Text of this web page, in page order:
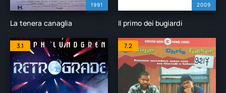
1991
La tenera canaglia
2009
Il primo dei bugiardi
3.1 7.2